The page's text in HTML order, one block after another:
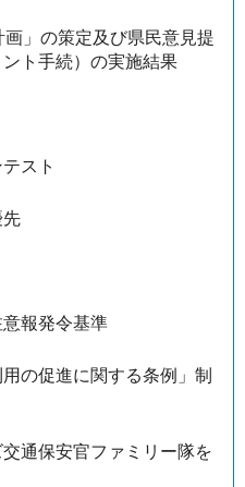
画」の策定及び県民意見提
ト手続）の実施結果
スト
先
報発令基準
の促進に関する条例」制
通保安官ファミリー隊を